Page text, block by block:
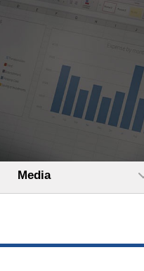
Media